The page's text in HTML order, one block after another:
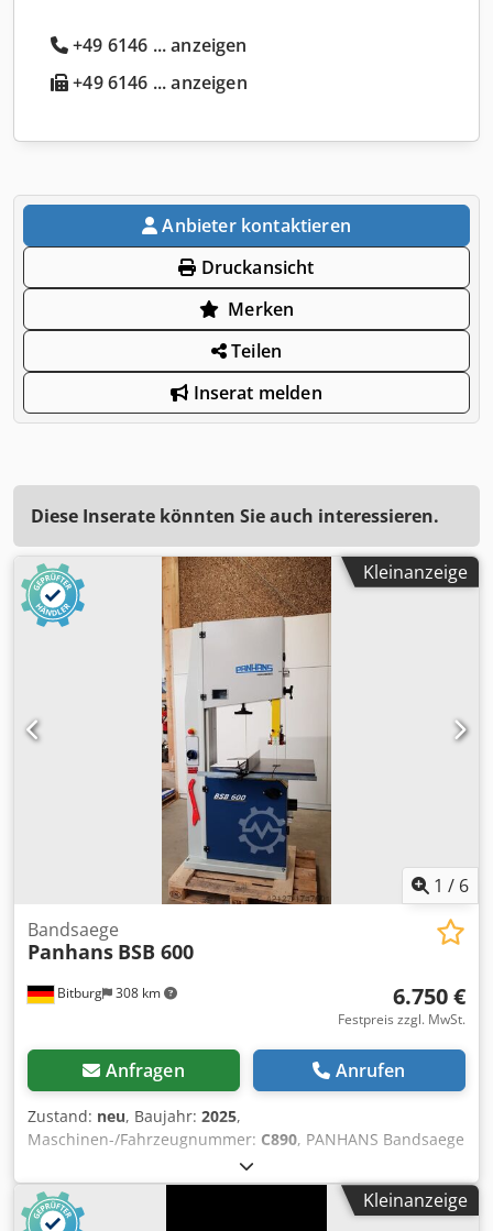
+49 6146 ... anzeigen
+49 6146 ... anzeigen
Anbieter kontaktieren
Druckansicht
Merken
Teilen
Inserat melden
Diese Inserate könnten Sie auch interessieren.
Kleinanzeige
1 / 6
Bitburg 308 km
Bandsaege
Panhans BSB 600
6.750 €
Festpreis zzgl. MwSt.
Anfragen Anrufen
Zustand: neu, Baujahr: 2025,
Maschinen-/Fahrzeugnummer: C890, PANHANS Bandsaege
Typ BSB 600 Staender in moderner Stahlbauweise,
Tischplatte starkwandige, hoch verrippte
Gussausfuehrung massive Grauguss- Bandsaegeraeder
Kleinanzeige